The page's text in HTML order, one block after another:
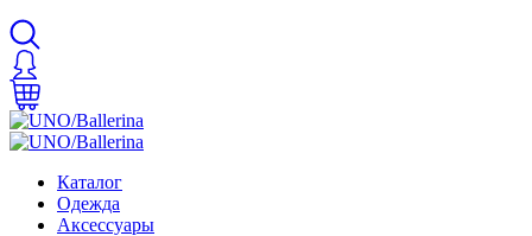
Каталог
Одежда
Аксессуары